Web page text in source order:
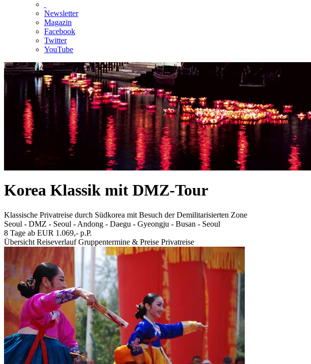
Newsletter
Magazin
Facebook
Twitter
YouTube
Korea Klassik mit DMZ-Tour
Klassische Privatreise durch Südkorea mit Besuch der Demilitarisierten Zone
Seoul - DMZ - Seoul - Andong - Daegu - Gyeongju - Busan - Seoul
8 Tage ab EUR 1.069,- p.P.
Übersicht Reiseverlauf Gruppentermine & Preise Privatreise